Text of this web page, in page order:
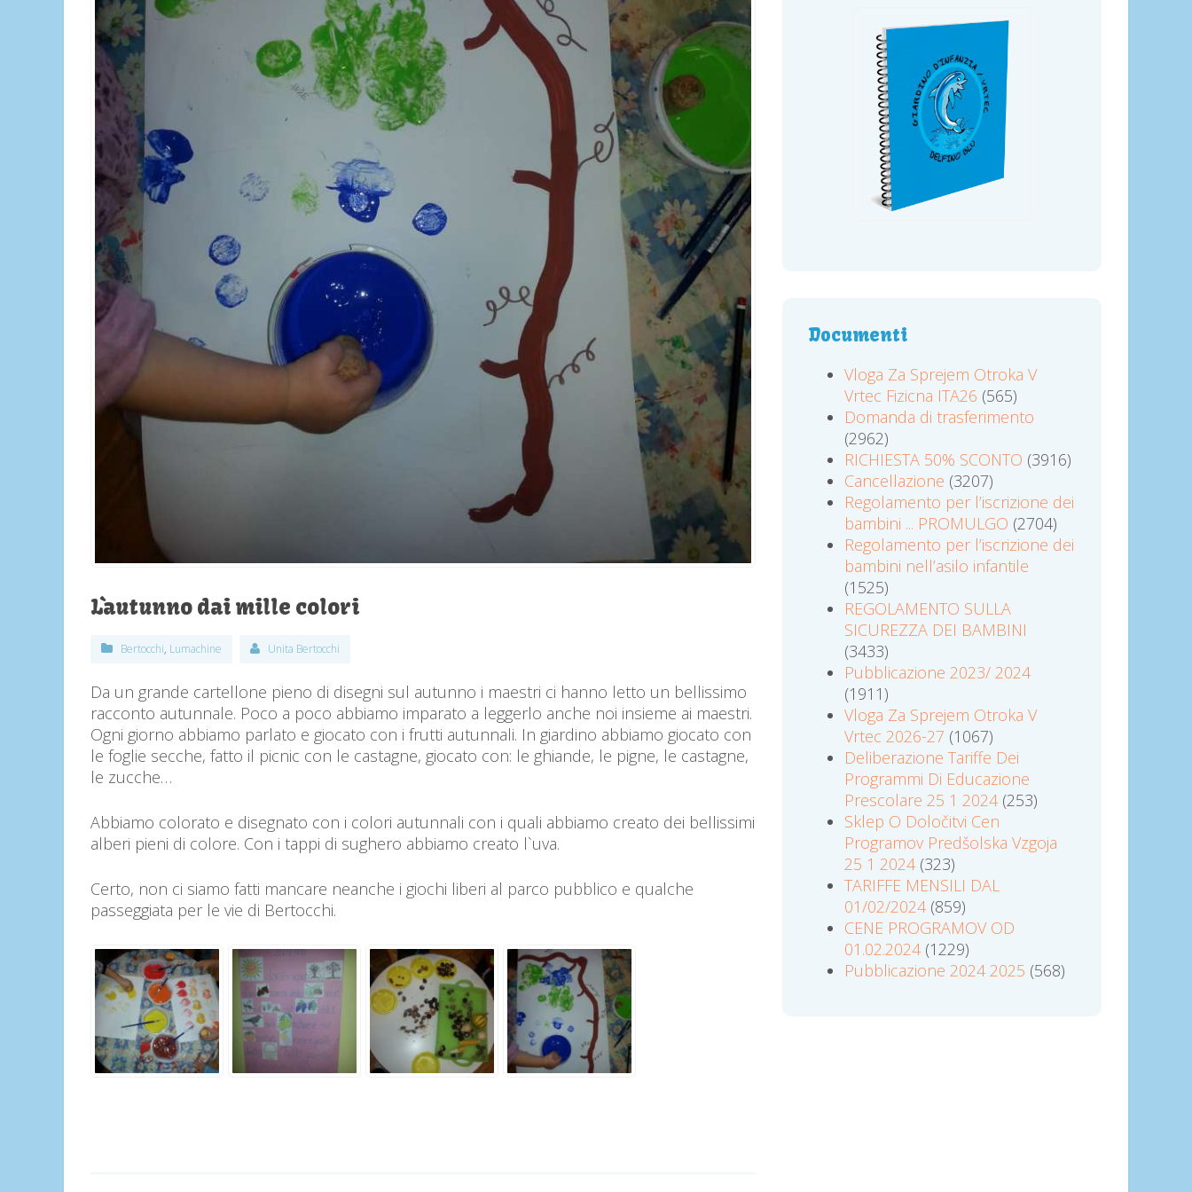
L`autunno dai mille colori
Bertocchi, Lumachine Unita Bertocchi
Da un grande cartellone pieno di disegni sul autunno i maestri ci hanno letto un bellissimo
racconto autunnale. Poco a poco abbiamo imparato a leggerlo anche noi insieme ai maestri.
Ogni giorno abbiamo parlato e giocato con i frutti autunnali. In giardino abbiamo giocato con
le foglie secche, fatto il picnic con le castagne, giocato con: le ghiande, le pigne, le castagne,
le zucche…
Abbiamo colorato e disegnato con i colori autunnali con i quali abbiamo creato dei bellissimi
alberi pieni di colore. Con i tappi di sughero abbiamo creato l`uva.
Certo, non ci siamo fatti mancare neanche i giochi liberi al parco pubblico e qualche
passeggiata per le vie di Bertocchi.
Documenti
Vloga Za Sprejem Otroka V
Vrtec Fizicna ITA26 (565)
Domanda di trasferimento
(2962)
RICHIESTA 50% SCONTO (3916)
Cancellazione (3207)
Regolamento per l’iscrizione dei
bambini ... PROMULGO (2704)
Regolamento per l’iscrizione dei
bambini nell’asilo infantile
(1525)
REGOLAMENTO SULLA
SICUREZZA DEI BAMBINI
(3433)
Pubblicazione 2023/ 2024
(1911)
Vloga Za Sprejem Otroka V
Vrtec 2026-27 (1067)
Deliberazione Tariffe Dei
Programmi Di Educazione
Prescolare 25 1 2024(253)
Sklep O Določitvi Cen
Programov Predšolska Vzgoja
25 1 2024(323)
TARIFFE MENSILI DAL
01/02/2024(859)
CENE PROGRAMOV OD
01.02.2024(1229)
Pubblicazione 2024 2025 (568)